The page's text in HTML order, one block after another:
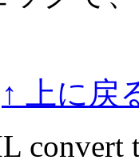
↑ 上に戻
convert